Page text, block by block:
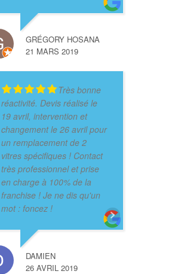
GRÉGORY HOSANA
21 MARS 2019
Très bonne
réactivité. Devis réalisé le
19 avril, intervention et
changement le 26 avril pour
un remplacement de 2
vitres spécifiques ! Contact
très professionnel et prise
en charge à 100% de la
franchise ! Je ne dis qu'un
mot : foncez !
DAMIEN
26 AVRIL 2019